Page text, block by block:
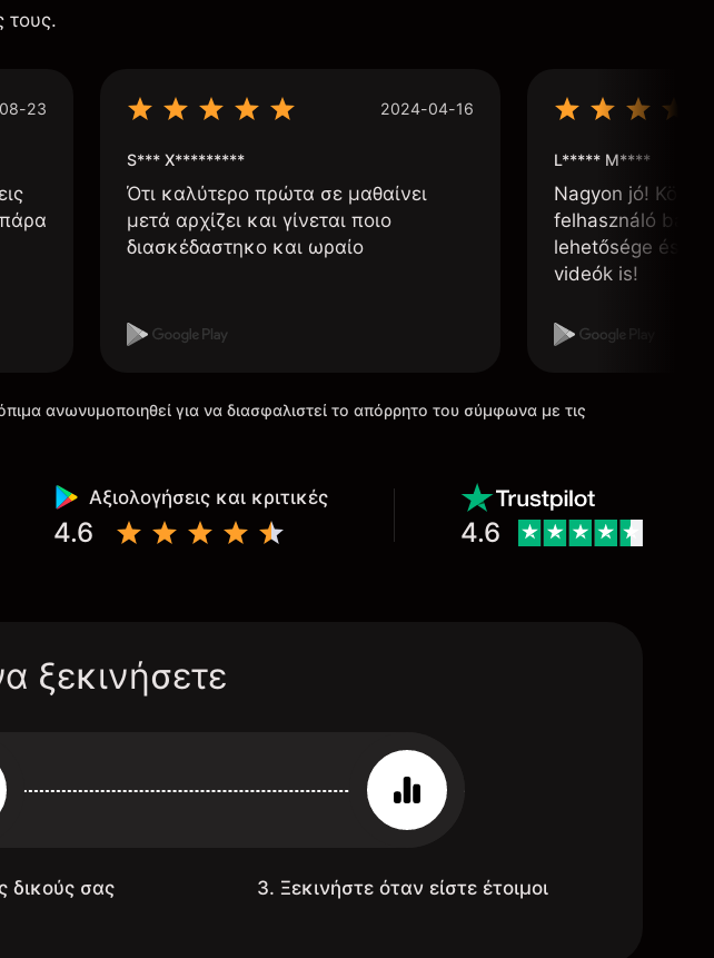
τους.
23 2024-04-16
S*** X*********
Ότι καλύτερο πρώτα σε μαθαίνει
μετά αρχίζει και γίνεται ποιο
διασκέδαστηκο και ωραίο
L***** M****
Nagyon jó!
felhasználó
lehetősége és,
videók is!
ανωνυμοποιηθεί για να διασφαλιστεί το απόρρητο του σύμφωνα με τις
Αξιολογήσεις και κριτικές
4.6 4.6
ξεκινήσετε
δικούς σας
3. Ξεκινήστε όταν είστε έτοιμοι